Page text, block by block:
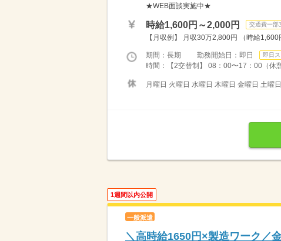
★WEB面談実施中★
時給1,600円～2,000円 交通費一部
【月収例】 月収30万2,800円 （時給
期間：長期 勤務開始日：即日 即日
時間：【2交替制】 08：00〜17：00（休
月曜日 火曜日 水曜日 木曜日 金曜日 土曜
1週間以内公開
一般派遣
＼高時給1650円×製造ワーク／